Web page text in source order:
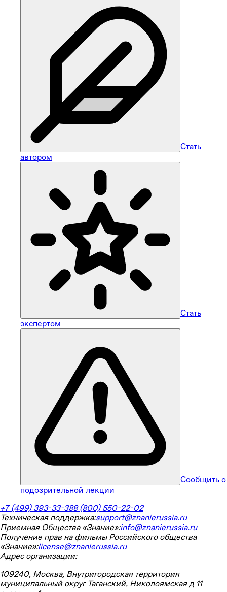
Стать
автором
Стать
экспертом
Сообщить о
подозрительной лекции
+7 (499) 393-33-388 (800) 550-22-02
Техническая поддержка:support@znanierussia.ru
Приемная Общества «Знание»:info@znanierussia.ru
Получение прав на фильмы Российского общества
«Знание»:license@znanierussia.ru
Адрес организации:
109240, Москва, Внутригородская территория
муниципальный округ Таганский, Николоямская д 11